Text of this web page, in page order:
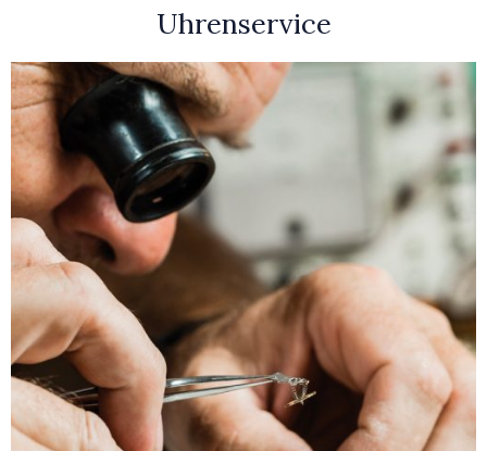
Uhrenservice